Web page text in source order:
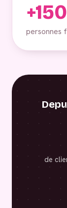
+150
personnes
de